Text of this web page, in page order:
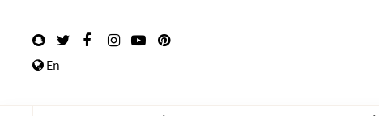
En